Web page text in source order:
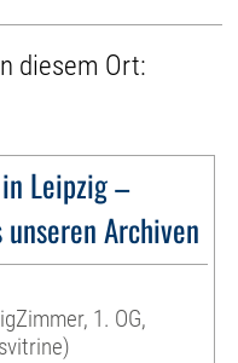
diesem Ort:
Leipzig –
Archiven
1. OG,